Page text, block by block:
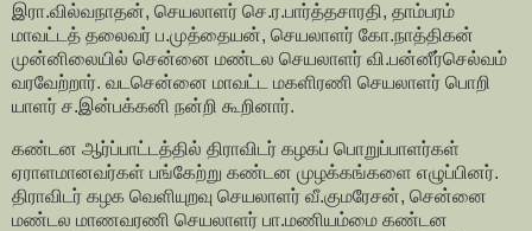
இரா.வில்வநாதன், செயலாளர் செ.ர.பார்த்தசாரதி, தாம்பரம்
மாவட்டத் தலைவர் ப.முத்தையன், செயலாளர் கோ.நாத்திகன்
முன்னிலையில் சென்னை மண்டல செயலாளர் வி.பன்னீர்செல்வம்
வரவேற்றார். வடசென்னை மாவட்ட மகளிரணி செயலாளர் பொறி
யாளர் ச.இன்பக்கனி நன்றி கூறினார்.
கண்டன ஆர்ப்பாட்டத்தில் திராவிடர் கழகப் பொறுப்பாளர்கள்
ஏராளமானவர்கள் பங்கேற்று கண்டன முழக்கங்களை எழுப்பினர்.
திராவிடர் கழக வெளியுறவு செயலாளர் வீ.குமரேசன், சென்னை
மண்டல மாணவரணி செயலாளர் பா.மணியம்மை கண்டன